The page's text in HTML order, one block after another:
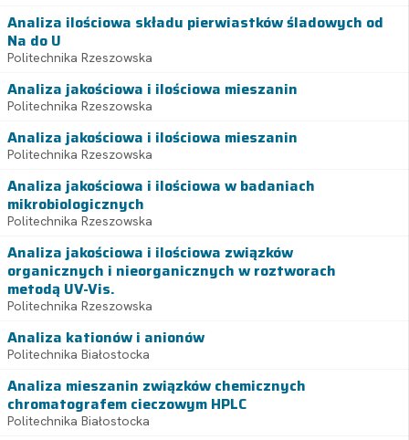
Analiza ilościowa składu pierwiastków śladowych od
Na do U
Politechnika Rzeszowska
Analiza jakościowa i ilościowa mieszanin
Politechnika Rzeszowska
Analiza jakościowa i ilościowa mieszanin
Politechnika Rzeszowska
Analiza jakościowa i ilościowa w badaniach
mikrobiologicznych
Politechnika Rzeszowska
Analiza jakościowa i ilościowa związków
organicznych i nieorganicznych w roztworach
metodą UV-Vis.
Politechnika Rzeszowska
Analiza kationów i anionów
Politechnika Białostocka
Analiza mieszanin związków chemicznych
chromatografem cieczowym HPLC
Politechnika Białostocka